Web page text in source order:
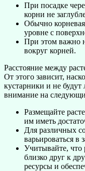
При посадке
корни не
Обычно
уровне с
При этом важно
вокруг корней.
Расстояние между
От этого зависит,
кустарники и не
внимание на
Размещайте
им иметь
Для различных
варьироваться в
Учитывайте,
близко друг к
ресурсы и